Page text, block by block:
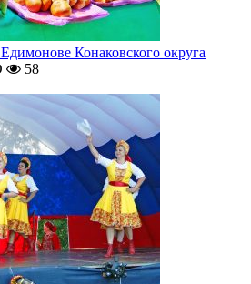
Конаковского округа
58